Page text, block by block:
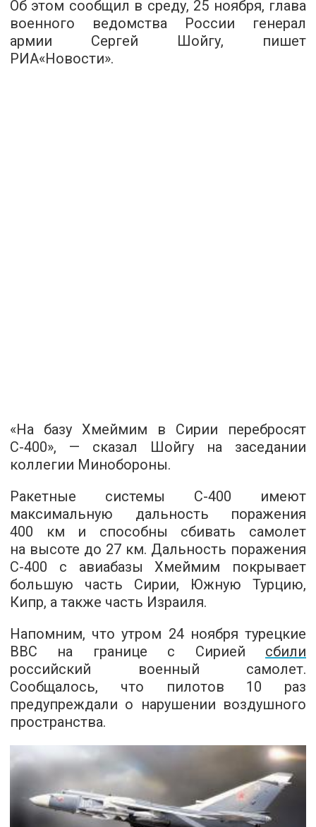
Об этом сообщил в среду, 25 ноября, глава
военного ведомства России генерал
армии Сергей Шойгу, пишет
РИА«Новости».
«На базу Хмеймим в Сирии перебросят
С-400», — сказал Шойгу на заседании
коллегии Минобороны.
Ракетные системы С-400 имеют
максимальную дальность поражения
400 км и способны сбивать самолет
на высоте до 27 км. Дальность поражения
С-400 с авиабазы Хмеймим покрывает
большую часть Сирии, Южную Турцию,
Кипр, а также часть Израиля.
Напомним, что утром 24 ноября турецкие
ВВС на границе с Сирией сбили
российский военный самолет.
Сообщалось, что пилотов 10 раз
предупреждали о нарушении воздушного
пространства.